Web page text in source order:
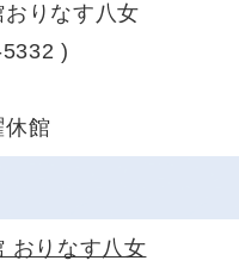
りなす八女
)
休館
おりなす八女